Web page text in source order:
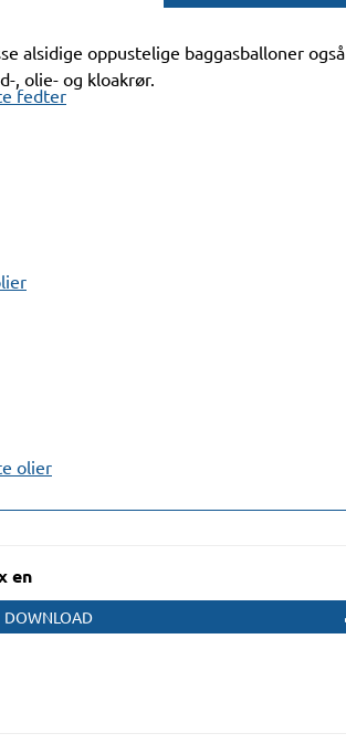
fedter
olier
alsidige oppustelige baggasballoner også
, olie- og kloakrør.
en
DOWNLOAD